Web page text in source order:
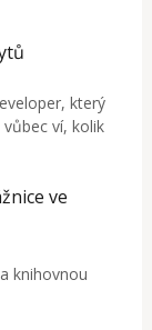
který
ví, kolik
ve
knihovnou